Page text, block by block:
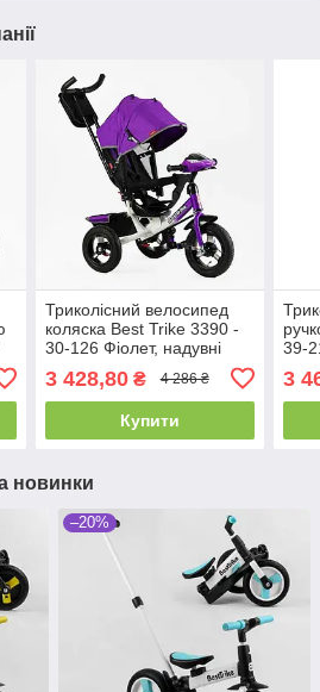
Триколісний велосипед
коляска Best Trike 3390 -
30-126 Фіолет, надувні
колеса, фара з USB, пульт
3 428,80₴ 4 286 ₴
Купити
39-
3
новинки
–20%